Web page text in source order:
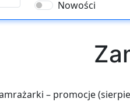
Nowości
– promocje